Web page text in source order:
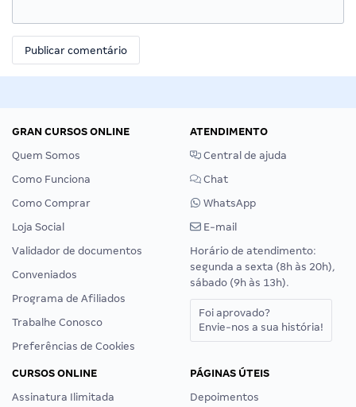
GRAN CURSOS ONLINE
Quem Somos
Como Funciona
Como Comprar
Loja Social
Validador de documentos
Conveniados
Programa de Afiliados
Trabalhe Conosco
Preferências de Cookies
ATENDIMENTO
Central de ajuda
Chat
WhatsApp
E-mail
Horário de atendimento:
segunda a sexta (8h às 20h),
sábado (9h às 13h).
Foi aprovado?
Envie-nos a sua história!
CURSOS ONLINE
Assinatura Ilimitada
PÁGINAS ÚTEIS
Depoimentos